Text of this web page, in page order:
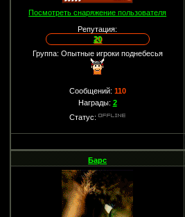
Посмотреть снаряжение пользователя
Репутация:
20
Группа: Опытные игроки поднебесья
Сообщений: 110
Награды: 2
Статус:
Барс